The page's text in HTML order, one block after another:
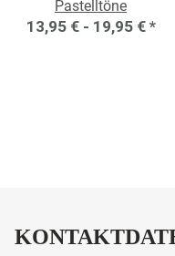
Pastelltöne
13,95 € - 19,95 € *